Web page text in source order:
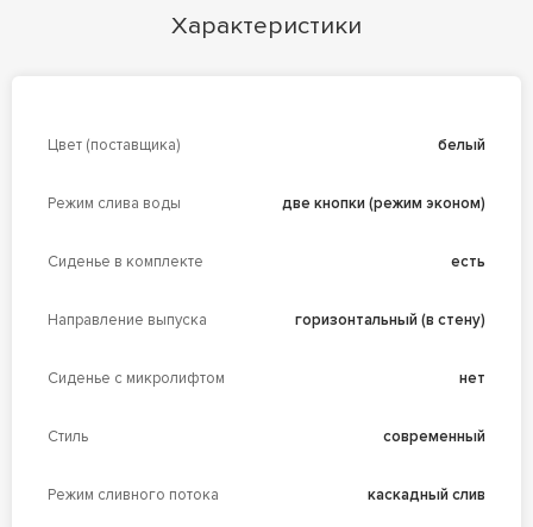
Характеристики
Цвет (поставщика) белый
Режим слива воды две кнопки (режим эконом)
Сиденье в комплекте есть
Направление выпуска горизонтальный (в стену)
Сиденье с микролифтом нет
Стиль современный
Режим сливного потока каскадный слив